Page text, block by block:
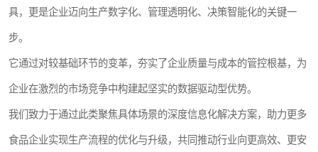
具，更是企业迈向生产数字化、管理透明化、决策智能化的关键一
步。
它通过对较基础环节的变革，夯实了企业质量与成本的管控根基，为
企业在激烈的市场竞争中构建起坚实的数据驱动型优势。
我们致力于通过此类聚焦具体场景的深度信息化解决方案，助力更多
食品企业实现生产流程的优化与升级，共同推动行业向更高效、更安